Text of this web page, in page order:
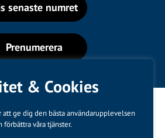
& Cookies
att ge dig den bästa användarupplevelsen
våra tjänster.
senaste numret
Prenumerera